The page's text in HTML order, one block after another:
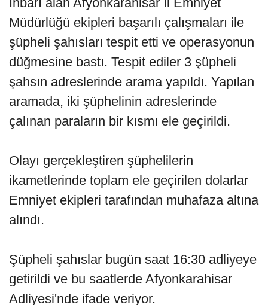
Müdürlüğü ekipleri başarılı çalışmaları ile
şüpheli şahısları tespit etti ve operasyonun
düğmesine bastı. Tespit ediler 3 şüpheli
şahsın adreslerinde arama yapıldı. Yapılan
aramada, iki şüphelinin adreslerinde
çalınan paraların bir kısmı ele geçirildi.
Olayı gerçekleştiren şüphelilerin
ikametlerinde toplam ele geçirilen dolarlar
Emniyet ekipleri tarafından muhafaza altına
alındı.
Şüpheli şahıslar bugün saat 16:30 adliyeye
getirildi ve bu saatlerde Afyonkarahisar
Adliyesi'nde ifade veriyor.